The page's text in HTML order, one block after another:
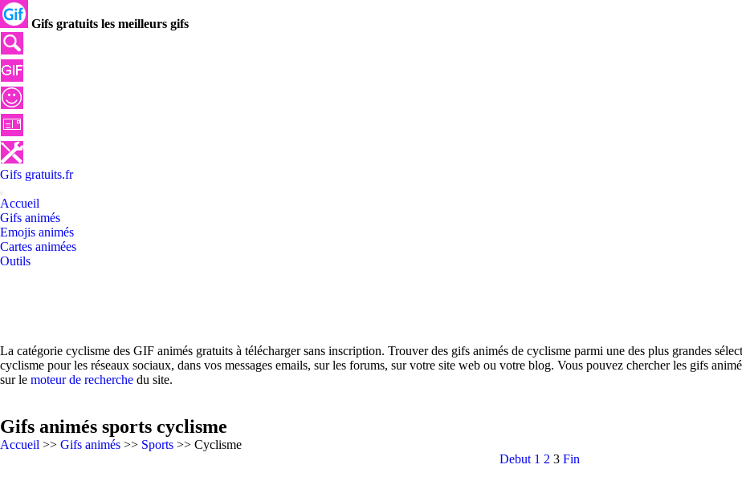
Gifs gratuits les meilleurs gifs
Gifs gratuits.fr
Accueil
Gifs animés
Emojis animés
Cartes animées
Outils
La catégorie cyclisme des GIF animés gratuits à télécharger sans inscription. Trouver des gifs animés de cyclisme parmi une des plus grandes
cyclisme pour les réseaux sociaux, dans vos messages emails, sur les forums, sur votre site web ou votre blog. Vous pouvez chercher les gifs
sur le moteur de recherche du site.
Gifs animés sports cyclisme
Accueil >> Gifs animés >> Sports >> Cyclisme
Debut 1 2 3 Fin